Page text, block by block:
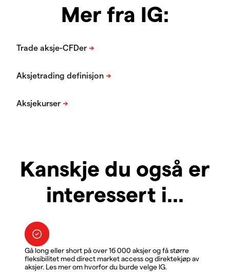
Mer fra IG:
Kanskje du også er
interessert i...
Gå long eller short på over 16 000 aksjer og få større
fleksibilitet med direct market access og direktekjøp av
aksjer. Les mer om hvorfor du burde velge IG.